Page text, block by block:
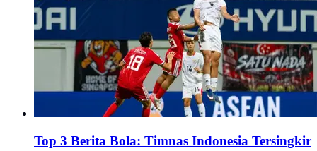
Top 3 Berita Bola: Timnas Indonesia Tersingkir